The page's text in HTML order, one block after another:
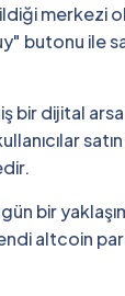
merkezi
butonu ile
bir dijital
satın
bir
altcoin